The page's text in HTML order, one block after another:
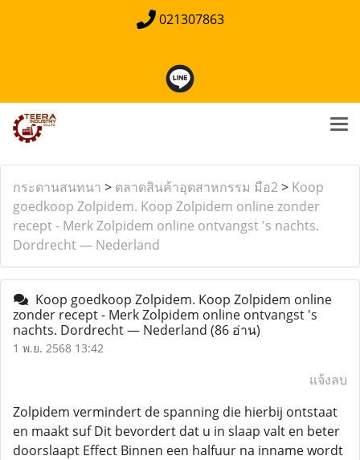
021307863
กระดานสนทนา > ตลาดสินค้าอุตสาหกรรม มือ2> Koop
goedkoop Zolpidem. Koop Zolpidem online zonder
recept - Merk Zolpidem online ontvangst 's nachts.
Dordrecht — Nederland
Koop goedkoop Zolpidem. Koop Zolpidem online
zonder recept - Merk Zolpidem online ontvangst 's
nachts. Dordrecht — Nederland (86 อ่าน)
1 พ.ย. 2568 13:42
แจ้งลบ
Zolpidem vermindert de spanning die hierbij ontstaat
en maakt suf Dit bevordert dat u in slaap valt en beter
doorslaapt Effect Binnen een halfuur na inname wordt